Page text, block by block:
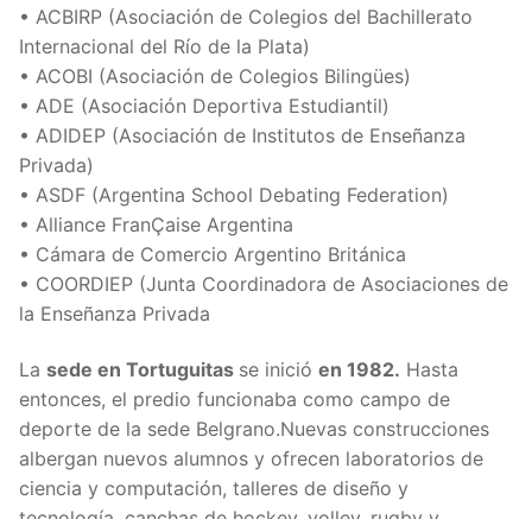
• ACBIRP (Asociación de Colegios del Bachillerato
Internacional del Río de la Plata)
• ACOBI (Asociación de Colegios Bilingües)
• ADE (Asociación Deportiva Estudiantil)
• ADIDEP (Asociación de Institutos de Enseñanza
Privada)
• ASDF (Argentina School Debating Federation)
• Alliance FranÇaise Argentina
• Cámara de Comercio Argentino Británica
• COORDIEP (Junta Coordinadora de Asociaciones de
la Enseñanza Privada
La sede en Tortuguitas se inició en 1982. Hasta
entonces, el predio funcionaba como campo de
deporte de la sede Belgrano.Nuevas construcciones
albergan nuevos alumnos y ofrecen laboratorios de
ciencia y computación, talleres de diseño y